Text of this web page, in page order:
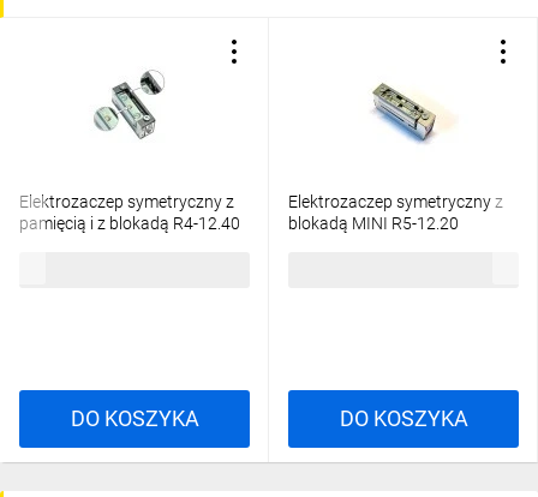
Elektrozaczep symetryczny z
pamięcią i z blokadą R4-12.40
DO KOSZYKA
Elektrozaczep symetryczny z
blokadą MINI R5-12.20
DO KOSZYKA